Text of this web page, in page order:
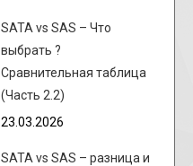
SATA vs SAS – Что
выбрать ?
Сравнительная таблица
(Часть 2.2)
23.03.2026
SATA vs SAS – разница и